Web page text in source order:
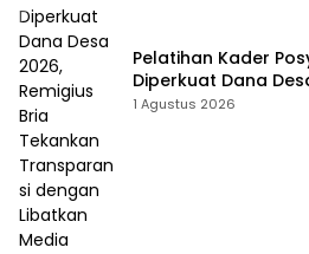
Pelatihan Kader
Diperkuat Dana
Tekankan
1 Agustus 2026